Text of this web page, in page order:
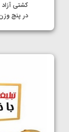
کشتی
در پنج
1405/05/11
کشتی
ایران
1405/05/08